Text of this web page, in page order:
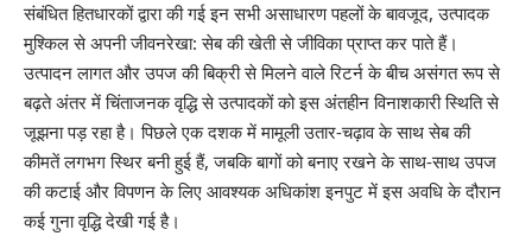
संबंधित हितधारकों द्वारा की गई इन सभी असाधारण पहलों के बावजूद, उत्पादक
मुश्किल से अपनी जीवनरेखा: सेब की खेती से जीविका प्राप्त कर पाते हैं।
उत्पादन लागत और उपज की बिक्री से मिलने वाले रिटर्न के बीच असंगत रूप से
बढ़ते अंतर में चिंताजनक वृद्धि से उत्पादकों को इस अंतहीन विनाशकारी स्थिति से
जूझना पड़ रहा है। पिछले एक दशक में मामूली उतार-चढ़ाव के साथ सेब की
कीमतें लगभग स्थिर बनी हुई हैं, जबकि बागों को बनाए रखने के साथ-साथ उपज
की कटाई और विपणन के लिए आवश्यक अधिकांश इनपुट में इस अवधि के दौरान
कई गुना वृद्धि देखी गई है।